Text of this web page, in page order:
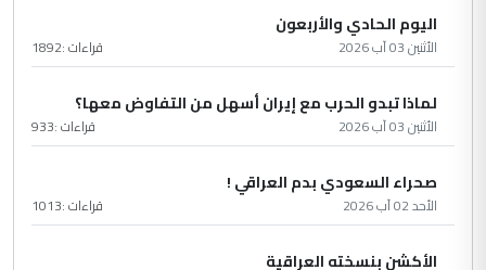
اليوم الحادي والأربعون
الأثنين 03 آب 2026 قراءات :1892
لماذا تبدو الحرب مع إيران أسهل من التفاوض معها؟
الأثنين 03 آب 2026 قراءات :933
صحراء السعودي بدم العراقي !
الأحد 02 آب 2026 قراءات :1013
الأكشن بنسخته العراقية